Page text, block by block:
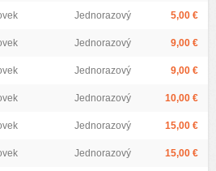
Jednorazový 5,00 €
Jednorazový 9,00 €
Jednorazový 9,00 €
Jednorazový 10,00 €
Jednorazový 15,00 €
Jednorazový 15,00 €